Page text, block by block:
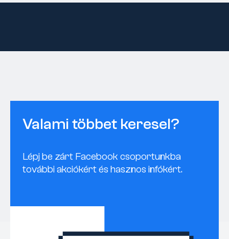
Valami többet keresel?
Lépj be zárt Facebook csoportunkba
további akciókért és hasznos infókért.